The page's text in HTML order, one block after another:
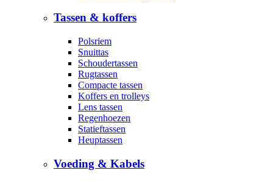
Tassen & koffers
Polsriem
Snuittas
Schoudertassen
Rugtassen
Compacte tassen
Koffers en trolleys
Lens tassen
Regenhoezen
Statieftassen
Heuptassen
Voeding & Kabels